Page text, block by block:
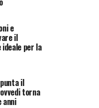
e
il
ideale per la
il
torna
anni